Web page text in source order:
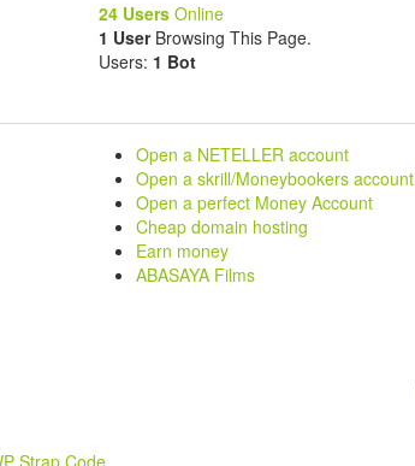
24 Users Online
1 UserBrowsing This Page.
Users: 1 Bot
Open a NETELLER account
Open a skrill/Moneybookers account
Open a perfect Money Account
Cheap domain hosting
Earn money
ABASAYA Films
Strap Code.